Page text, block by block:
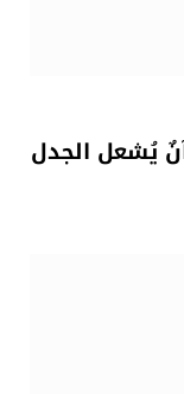
يُشعل الجدل